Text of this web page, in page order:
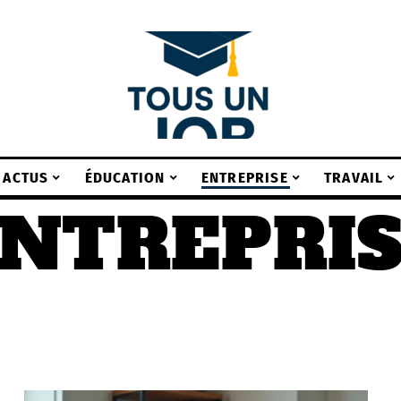
ACTUS ÉDUCATION ENTREPRISE TRAVAIL